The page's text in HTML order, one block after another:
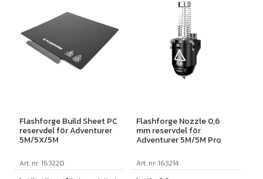
Flashforge Build Sheet PC
reservdel för Adventurer
5M/5X/5M
Art. nr: 163220
Flashforge Nozzle 0,6
mm reservdel för
Adventurer 5M/5M Pro
Art. nr: 163214